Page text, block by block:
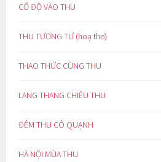
CỔ ĐỘ VÀO THU
THU TƯƠNG TƯ (hoạ thơ)
THAO THỨC CÙNG THU
LANG THANG CHIỀU THU
ĐÊM THU CÔ QUẠNH
HÀ NỘI MÙA THU